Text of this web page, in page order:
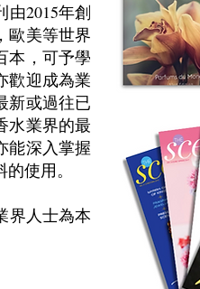
由2015年創
歐美等世界
本，可予學
歡迎成為業
新或過往已
水業界的最
能深入掌握
使用。
界人士為本